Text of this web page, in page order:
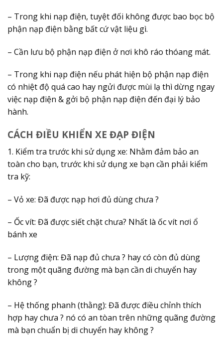
– Trong khi nạp điện, tuyệt đối không được bao bọc bộ
phận nạp điện bằng bất cứ vật liệu gì.
– Cần lưu bộ phận nạp điện ở nơi khô ráo thóang mát.
– Trong khi nạp điện nếu phát hiện bộ phận nạp điện
có nhiệt độ quá cao hay ngửi được mùi lạ thì dừng ngay
việc nạp điện & gởi bộ phận nạp điện đến đại lý bảo
hành.
CÁCH ĐIỀU KHIỂN XE ĐẠP ĐIỆN
1. Kiểm tra trước khi sử dụng xe: Nhằm đảm bảo an
toàn cho bạn, trước khi sử dụng xe bạn cần phải kiểm
tra kỹ:
– Vỏ xe: Đã được nạp hơi đủ dùng chưa ?
– Ốc vít: Đã được siết chặt chưa? Nhất là ốc vít nơi ổ
bánh xe
– Lượng điện: Đã nạp đủ chưa ? hay có còn đủ dùng
trong một quãng đường mà bạn cần di chuyển hay
không ?
– Hệ thống phanh (thằng): Đã được điều chỉnh thích
hợp hay chưa ? nó có an tòan trên những quãng đường
mà bạn chuẩn bị di chuyển hay không ?